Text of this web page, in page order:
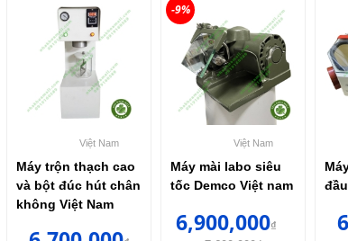
Việt Nam
Máy trộn thạch cao
và bột đúc hút chân
không Việt Nam
Việt Nam
Máy mài labo siêu
tốc Demco Việt nam
6,900,000₫
-9%